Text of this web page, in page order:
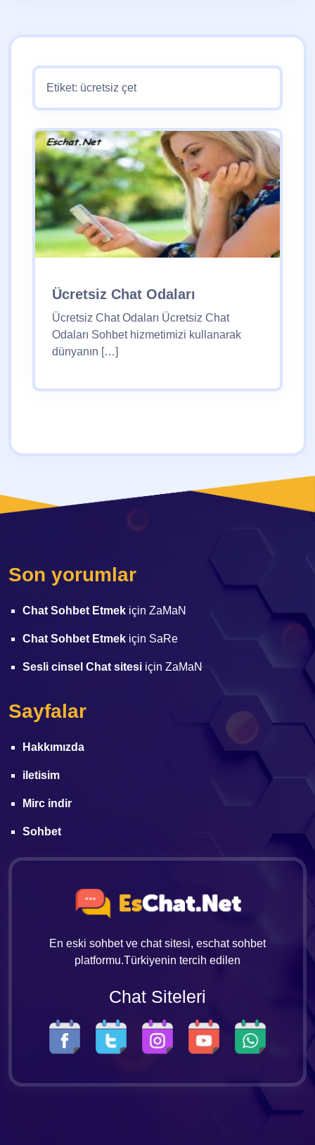
Etiket: ücretsiz çet
Ücretsiz Chat Odaları
Ücretsiz Chat Odaları Ücretsiz Chat
Odaları Sohbet hizmetimizi kullanarak
dünyanın […]
Son yorumlar
Chat Sohbet Etmek için ZaMaN
Chat Sohbet Etmek için SaRe
Sesli cinsel Chat sitesi için ZaMaN
En eski sohbet ve chat sitesi, eschat sohbet
platformu.Türkiyenin tercih edilen
Chat Siteleri
Sayfalar
Hakkımızda
iletisim
Mirc indir
Sohbet